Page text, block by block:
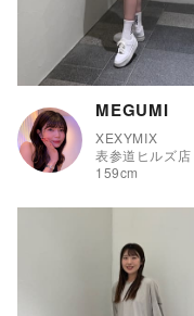
MEGUMI
XEXYMIX
表参道ヒルズ店
159cm